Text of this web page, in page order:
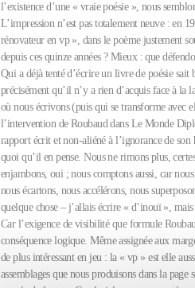
l’existence d’une « vraie poésie », nous
L’impression n’est pas totalement neuve : en
rénovateur en vp », dans le poème justement
depuis ces quinze années ? Mieux : que
Qui a déjà tenté d’écrire un livre de poésie sait
précisément qu’il n’y a rien d’acquis face à la
où nous écrivons (puis qui se transforme avec
l’intervention de Roubaud dans Le Monde
rapport écrit et non-aliéné à l’ignorance de
quoi qu’il en pense. Nous ne rimons plus,
enjambons, oui ; nous comptons aussi, car
nous écartons, nous accélérons, nous
quelque chose – j’allais écrire « d’inouï »,
Car l’exigence de visibilité que formule
conséquence logique. Même assignée aux
de plus intéressant en jeu : la « vp » est elle
assemblages que nous produisons dans la